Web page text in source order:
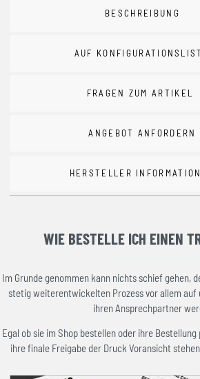
BESCHREIBUNG
AUF
FRAGEN ZUM ARTIKEL
ANGEBOT ANFORDERN
HERSTELLER
WIE BESTELLE ICH EINEN
Im Grunde genommen kann nichts schief gehen,
stetig weiterentwickelten Prozess vor allem auf
ihren Ansprechpartner
Egal ob sie im Shop bestellen oder ihre
ihre finale Freigabe der Druck Voransicht